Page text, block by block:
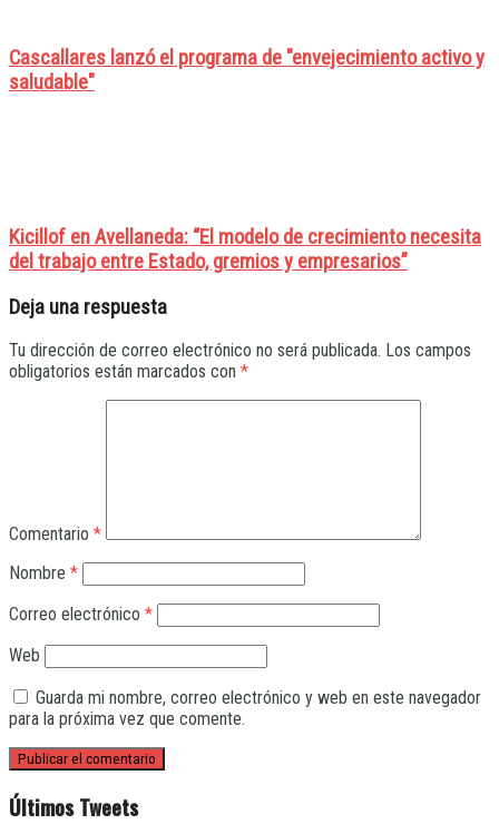
Cascallares lanzó el programa de "envejecimiento activo y
saludable"
Kicillof en Avellaneda: “El modelo de crecimiento necesita
del trabajo entre Estado, gremios y empresarios”
Deja una respuesta
Tu dirección de correo electrónico no será publicada. Los campos
obligatorios están marcados con *
Comentario *
Nombre *
Correo electrónico *
Web
Guarda mi nombre, correo electrónico y web en este navegador
para la próxima vez que comente.
Últimos Tweets